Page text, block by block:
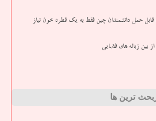
درصدی دستگاه قابل حمل دانشمندان چین فقط به یک قطره خون نیاز
بین زباله های فضایی
ترین ها